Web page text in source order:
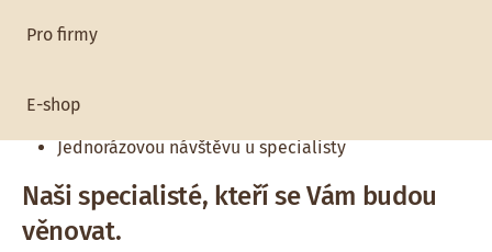
Pro firmy
E-shop
Ambulance zajišťuje / poskytuje:
Zdravotní péči pro firmy a zaměstnance
Jednorázovou návštěvu u specialisty
Naši specialisté, kteří se Vám budou
věnovat.